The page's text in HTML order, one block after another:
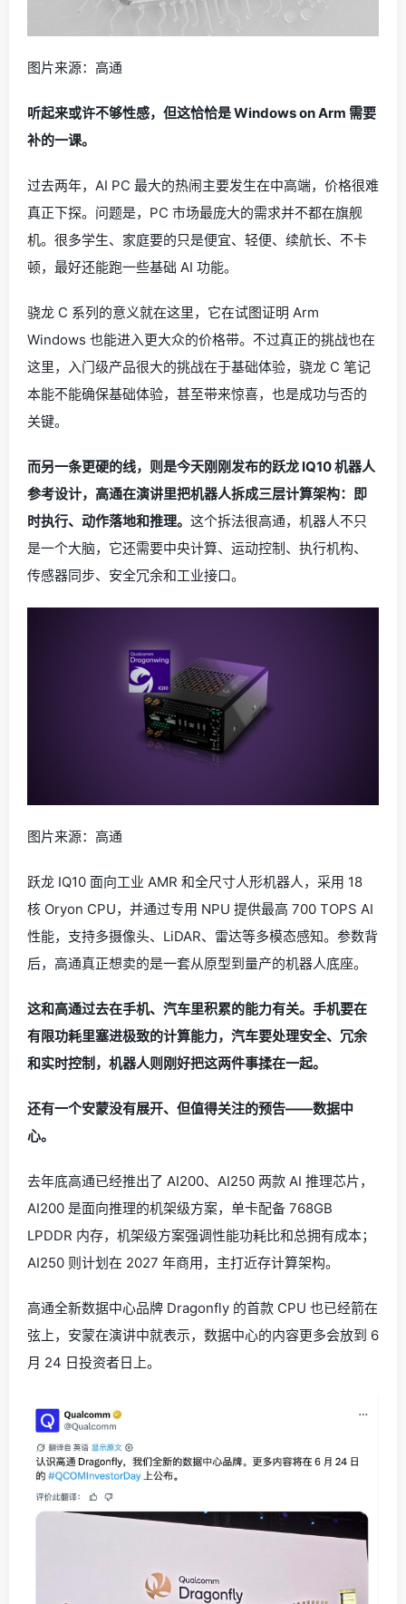
图片来源：高通
听起来或许不够性感，但这恰恰是 Windows on Arm 需要
补的一课。
过去两年，AI PC 最大的热闹主要发生在中高端，价格很难
真正下探。问题是，PC 市场最庞大的需求并不都在旗舰
机。很多学生、家庭要的只是便宜、轻便、续航长、不卡
顿，最好还能跑一些基础 AI 功能。
骁龙 C 系列的意义就在这里，它在试图证明 Arm
Windows 也能进入更大众的价格带。不过真正的挑战也在
这里，入门级产品很大的挑战在于基础体验，骁龙 C 笔记
本能不能确保基础体验，甚至带来惊喜，也是成功与否的
关键。
而另一条更硬的线，则是今天刚刚发布的跃龙 IQ10 机器人
参考设计，高通在演讲里把机器人拆成三层计算架构：即
时执行、动作落地和推理。 这个拆法很高通，机器人不只
是一个大脑，它还需要中央计算、运动控制、执行机构、
传感器同步、安全冗余和工业接口。
图片来源：高通
跃龙 IQ10 面向工业 AMR 和全尺寸人形机器人，采用 18
核 Oryon CPU，并通过专用 NPU 提供最高 700 TOPS AI
性能，支持多摄像头、LiDAR、雷达等多模态感知。参数背
后，高通真正想卖的是一套从原型到量产的机器人底座。
这和高通过去在手机、汽车里积累的能力有关。手机要在
有限功耗里塞进极致的计算能力，汽车要处理安全、冗余
和实时控制，机器人则刚好把这两件事揉在一起。
还有一个安蒙没有展开、但值得关注的预告——数据中
心。
去年底高通已经推出了 AI200、AI250 两款 AI 推理芯片，
AI200 是面向推理的机架级方案，单卡配备 768GB
LPDDR 内存，机架级方案强调性能功耗比和总拥有成本；
AI250 则计划在 2027 年商用，主打近存计算架构。
高通全新数据中心品牌 Dragonfly 的首款 CPU 也已经箭在
弦上，安蒙在演讲中就表示，数据中心的内容更多会放到 6
月 24 日投资者日上。